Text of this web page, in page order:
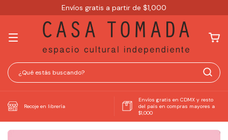
Envíos gratis a partir de $1,000
Recoje en librería
Envíos gratis en CDMX y resto
del país en compras mayores a
$1,000